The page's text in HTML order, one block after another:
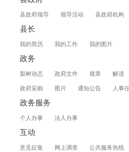
县政府领导 领导活动 县政府机构
县长
我的简历 我的工作 我的图片
政务
梨树动态 政府文件 规章 解读
政府采购 图片 通知公告 人事
政务服务
个人办事 法人办事
互动
意见征集 网上调查 公共服务热线